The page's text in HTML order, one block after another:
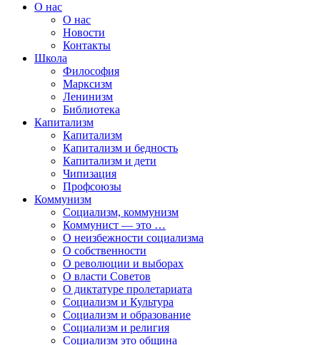
О нас
О нас
Новости
Контакты
Школа
Философия
Марксизм
Ленинизм
Библиотека
Капитализм
Капитализм
Капитализм и бедность
Капитализм и дети
Чипизация
Профсоюзы
Коммунизм
Социализм, коммунизм
Коммунист — это …
О неизбежности социализма
О собственности
О революции и выборах
О власти Советов
О диктатуре пролетариата
Социализм и Культура
Социализм и образование
Социализм и религия
Социализм это община